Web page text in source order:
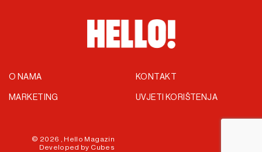
O NAMA
MARKETING
KONTAKT
UVJETI KORIŠTENJA
© 2026 , Hello Magazin
Developed by Cubes